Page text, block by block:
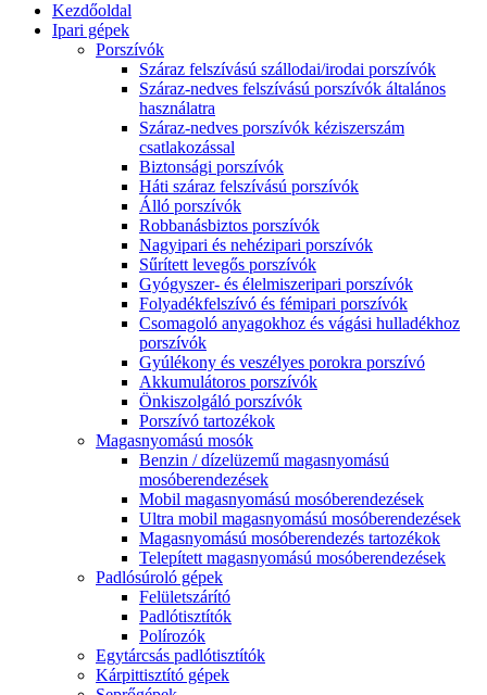
Kezdőoldal
Ipari gépek
Porszívók
Száraz felszívású szállodai/irodai porszívók
Száraz-nedves felszívású porszívók általános
használatra
Száraz-nedves porszívók kéziszerszám
csatlakozással
Biztonsági porszívók
Háti száraz felszívású porszívók
Álló porszívók
Robbanásbiztos porszívók
Nagyipari és nehézipari porszívók
Sűrített levegős porszívók
Gyógyszer- és élelmiszeripari porszívók
Folyadékfelszívó és fémipari porszívók
Csomagoló anyagokhoz és vágási hulladékhoz
porszívók
Gyúlékony és veszélyes porokra porszívó
Akkumulátoros porszívók
Önkiszolgáló porszívók
Porszívó tartozékok
Magasnyomású mosók
Benzin / dízelüzemű magasnyomású
mosóberendezések
Mobil magasnyomású mosóberendezések
Ultra mobil magasnyomású mosóberendezések
Magasnyomású mosóberendezés tartozékok
Telepített magasnyomású mosóberendezések
Padlósúroló gépek
Felületszárító
Padlótisztítók
Polírozók
Egytárcsás padlótisztítók
Kárpittisztító gépek